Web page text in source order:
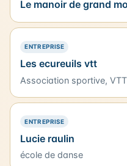
Le manoir de grand
ENTREPRISE— PRÉSENCE SIMPLE
Les ecureuils vtt
Association sportive, VTT
ENTREPRISE— PRÉSENCE SIMPLE
Lucie raulin
école de danse